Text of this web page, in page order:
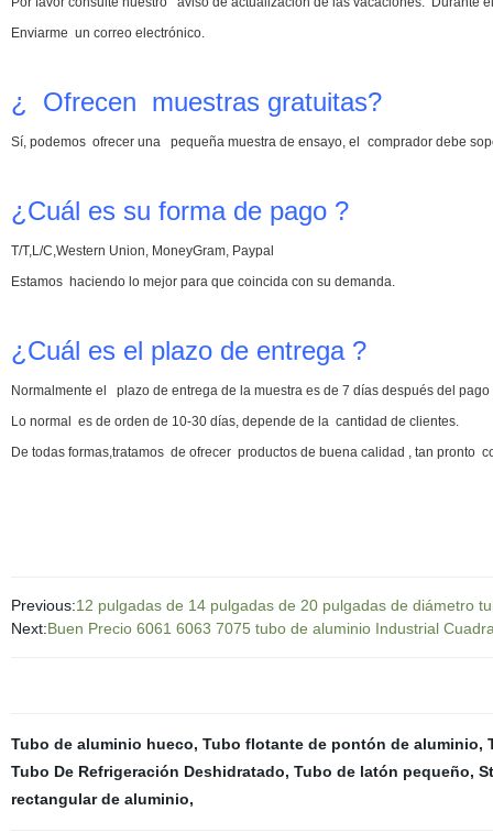
Enviarme un correo electrónico.
¿ Ofrecen muestras gratuitas?
Sí, podemos ofrecer una pequeñamuestra de ensayo, el comprador debe
¿Cuál es su forma de pago ?
T/T,L/C,Western Union, MoneyGram, Paypal
Estamos haciendo lo mejor para que coincida con su demanda.
¿Cuál es el plazo de entrega ?
Normalmente el plazo de entrega de la muestra es de 7 días después del
Lo normal es de orden de 10-30 días, depende de la cantidad de clientes.
De todas formas,tratamos de ofrecer productos de buena calidad , tan pronto
Previous:12 pulgadas de 14 pulgadas de 20 pulgadas de diámetro
Next:Buen Precio 6061 6063 7075 tubo de aluminio Industrial
Tubo de aluminio hueco, Tubo flotante de pontón de aluminio,
Tubo De Refrigeración Deshidratado, Tubo de latón pequeño,
rectangular de aluminio,